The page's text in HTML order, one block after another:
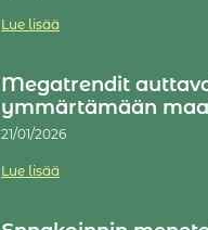
Lue lisää
Megatrendit
ymmärtämään
21/01/2026
Lue lisää